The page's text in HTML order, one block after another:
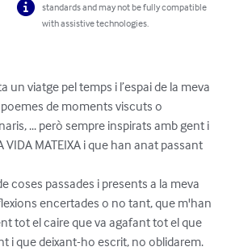
standards and may not be fully compatible
with assistive technologies.
un viatge pel temps i l’espai de la meva
de moments viscuts o
... però sempre inspirats amb gent i
VIDA MATEIXA i que han anat passant
coses passades i presents a la meva
encertades o no tant, que m'han
tot el caire que va agafant tot el que
i que deixant-ho escrit, no oblidarem.